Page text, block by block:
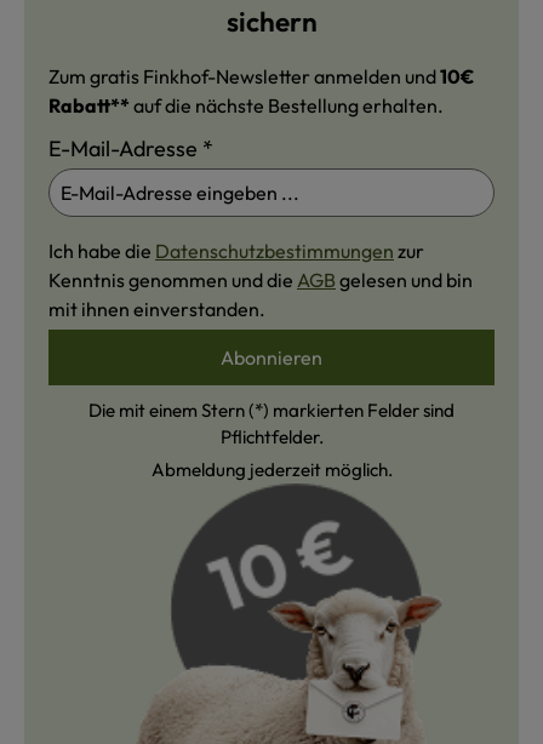
sichern
Zum gratis Finkhof-Newsletter anmelden und10€
Rabatt** auf die nächste Bestellung erhalten.
E-Mail-Adresse *
Ich habe die Datenschutzbestimmungen zur
Kenntnis genommen und die AGB gelesen und bin
mit ihnen einverstanden.
Abonnieren
Die mit einem Stern (*) markierten Felder sind
Pflichtfelder.
Abmeldung jederzeit möglich.